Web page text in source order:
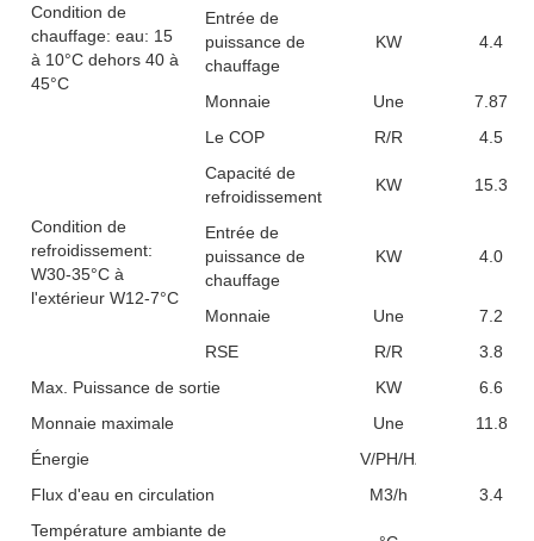
Condition de
chauffage: eau: 15
à 10°C dehors 40 à
45°C
Entrée de
puissance de
chauffage
KW 4.4
Monnaie Une
7.87
Le COP
R/R 4.5
Condition de
refroidissement:
W30-35°C à
l'extérieur W12-7°C
Capacité de
refroidissement
KW 15.3
Entrée de
puissance de
chauffage
KW 4.0
Monnaie Une
7.2
RSE
R/R
3.8
Max. Puissance de sortie
KW
6.6
Monnaie maximale
Une
11.8
Énergie
V/PH/HZ
Flux d'eau en circulation
M3/h
3.4
Température ambiante de